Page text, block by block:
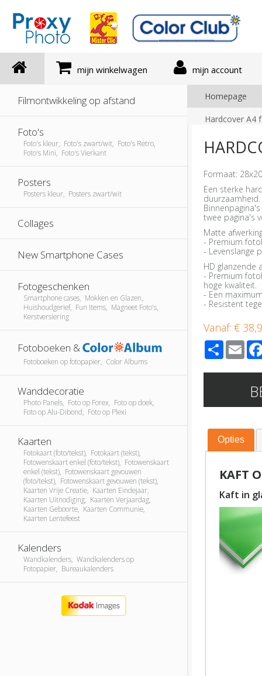
mijn winkelwagen mijn account
Filmontwikkeling op afstand
Foto's
Foto's kleur, Foto's zwart/wit, Foto's Retro,
Foto's Mini, Foto's Vierkant
Posters
Posters kleur, Posters zwart/wit
Collages
New Smartphone Cases
Fotogeschenken
Smartphone cases, Mokken en Glazen,
Huishoudgerief, Fun Items, Magneet Foto's,
Kerstversiering
Fotoboeken &
Fotoboeken op fotopapier, Color Albums
Wanddecoratie
Photo Panels, Foto op Forex, Foto op doek,
Foto op Alu-Dibond, Foto op Plexi
Kaarten
Fotokaart (foto/tekst), Fotokaart (tekst),
Fotowenskaart enkel (foto/tekst), Fotowenskaart
enkel (tekst), Fotowenskaart gevouwen
(foto/tekst), Fotowenskaart gevouwen (tekst),
Kaarten Vrije Creatie, Kaarten Eindejaar,
Kaarten Uitnodiging, Kaarten Verjaardag,
Kaarten Geboorte, Kaarten Communie,
Kaarten Lentefeest
Kalenders
Wandkalenders, Wandkalenders op
Fotopapier, Bureaukalenders
Homepage
Hardcover A4
Formaat:
Een sterke
duurzaamheid.
twee pagina's
Matte
- Premium
- Levenslange
HD glanzende
- Premium
hoge kwaliteit.
- Een
- Resistent
Vanaf:€
Share
Opties
KAFT
Kaft in